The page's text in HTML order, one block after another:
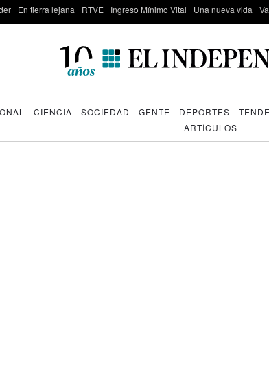
En tierra lejana RTVE Ingreso Mínimo Vital Una nueva vida
CIENCIA SOCIEDAD GENTE DEPORTES
ARTÍCULOS